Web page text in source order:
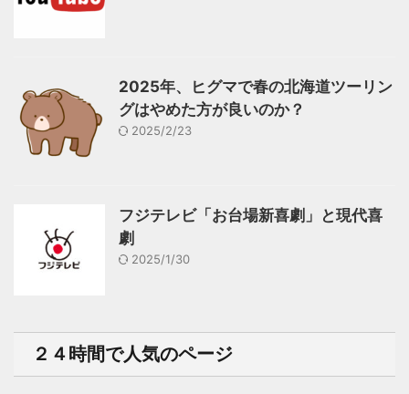
2025年、ヒグマで春の北海道ツーリン
グはやめた方が良いのか？
2025/2/23
フジテレビ「お台場新喜劇」と現代喜
劇
2025/1/30
２４時間で人気のページ